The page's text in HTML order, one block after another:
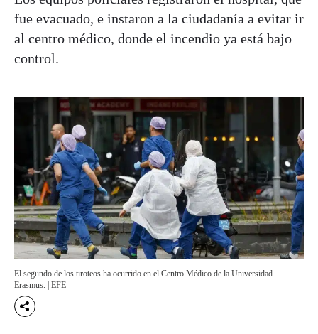
fue evacuado, e instaron a la ciudadanía a evitar ir
al centro médico, donde el incendio ya está bajo
control.
El segundo de los tiroteos ha ocurrido en el Centro Médico de la Universidad
Erasmus. | EFE